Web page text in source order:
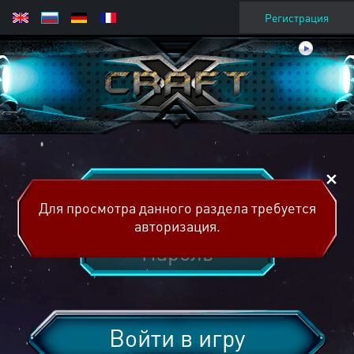
Регистрация
Войти в игру
Для просмотра данного раздела требуется
авторизация.